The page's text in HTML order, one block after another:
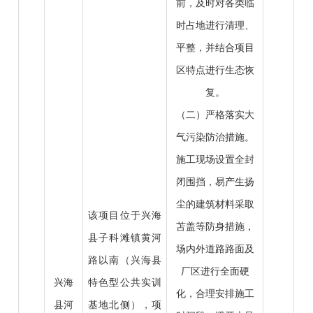
兴海
县河
该项目位于兴海
县子科滩镇黄河
路以南（兴海县
特色型公共实训
基地北侧），项
前，及时对各类临
时占地进行清理、
平整，并结合项目
区特点进行生态恢
复。
（二）严格落实大
气污染防治措施。
施工现场设置全封
闭围挡，易产生扬
尘的建筑材料采取
苫盖等防身措施，
场内外道路路面及
厂区进行全面硬
化，合理安排施工